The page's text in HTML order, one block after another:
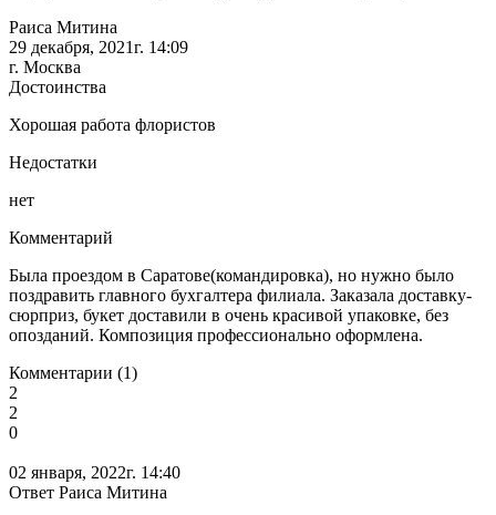
Раиса Митина
29 декабря, 2021г. 14:09
г. Москва
Достоинства
Хорошая работа флористов
Недостатки
нет
Комментарий
Была проездом в Саратове(командировка), но нужно было
поздравить главного бухгалтера филиала. Заказала доставку-
сюрприз, букет доставили в очень красивой упаковке, без
опозданий. Композиция профессионально оформлена.
Комментарии (1)
2
2
0
02 января, 2022г. 14:40
Ответ Раиса Митина